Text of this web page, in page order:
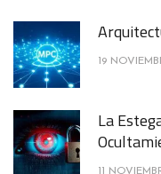
19
La
11